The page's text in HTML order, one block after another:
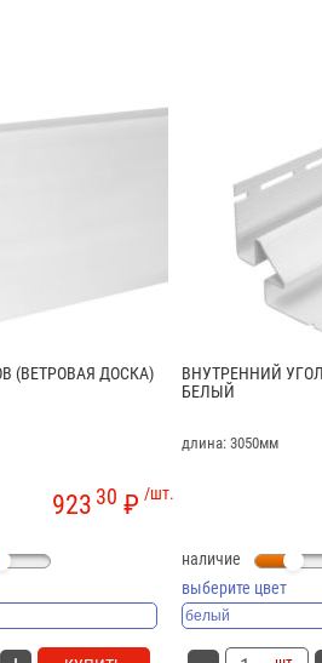
(ВЕТРОВАЯ ДОСКА)
/шт.
923 30 ₽
ВНУТРЕННИЙ
БЕЛЫЙ
длина: 3050мм
наличие
выберите цвет